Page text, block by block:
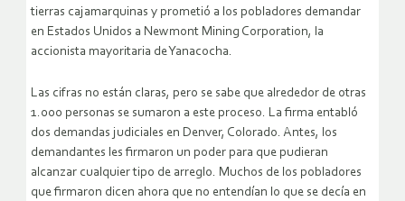
tierras cajamarquinas y prometió a los pobladores demandar
en Estados Unidos a Newmont Mining Corporation, la
accionista mayoritaria de Yanacocha.
Las cifras no están claras, pero se sabe que alrededor de otras
1.000 personas se sumaron a este proceso. La firma entabló
dos demandas judiciales en Denver, Colorado. Antes, los
demandantes les firmaron un poder para que pudieran
alcanzar cualquier tipo de arreglo. Muchos de los pobladores
que firmaron dicen ahora que no entendían lo que se decía en